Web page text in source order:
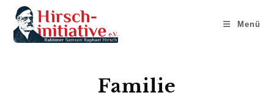
Menü
Familie